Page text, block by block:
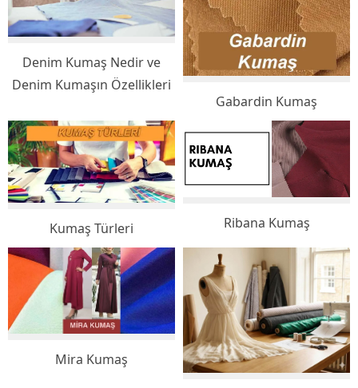
Denim Kumaş Nedir ve
Denim Kumaşın Özellikleri
Gabardin Kumaş
Kumaş Türleri Ribana Kumaş
Mira Kumaş